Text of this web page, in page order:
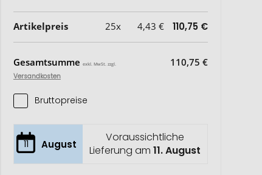
Artikelpreis 25x 4,43 € 110,75 €
Gesamtsumme exkl. MwSt. zzgl.
Versandkosten
110,75 €
Bruttopreise
11 August
Voraussichtliche
Lieferung am 11. August